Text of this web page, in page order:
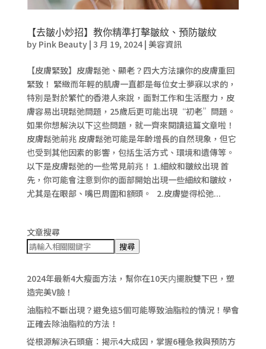
【去皺小妙招】教你精準打擊皺紋、預防皺紋
by Pink Beauty| 3 月 19, 2024| 美容資訊
【皮膚緊致】皮膚鬆弛、顯老？四大方法讓你的皮膚重回
緊致！ 緊緻而年輕的肌膚一直都是每位女士夢寐以求的，
特別是對於繁忙的香港人來說，面對工作和生活壓力，皮
膚容易出現鬆弛問題，25歲后更可能出現“初老”問題。
如果你想解決以下这些問題，就一齊來閱讀這篇文章啦！
皮膚鬆弛前兆 皮膚鬆弛可能是年齡增長的自然現象，但它
也受到其他因素的影響，包括生活方式、環境和遺傳等。
以下是皮膚鬆弛的一些常見前兆！ 1.細紋和皺紋出現 首
先，你可能會注意到你的面部開始出現一些細紋和皺紋，
尤其是在眼部、嘴巴周圍和額頭。 2.皮膚變得松弛...
文章搜尋
搜尋
2024年最新4大瘦面方法，幫你在10天内擺脫雙下巴，塑
造完美V臉！
油脂粒不斷出現？避免這5個可能導致油脂粒的情況！學會
正確去除油脂粒的方法！
從根源解決石頭瘡：揭示4大成因，掌握6種急救與預防方